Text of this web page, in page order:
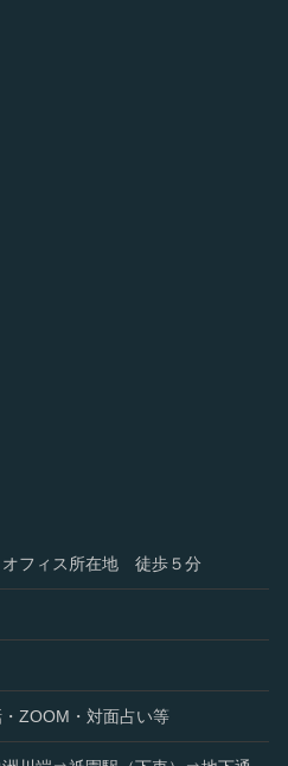
フィス所在地 徒歩５分
ZOOM・対面占い等